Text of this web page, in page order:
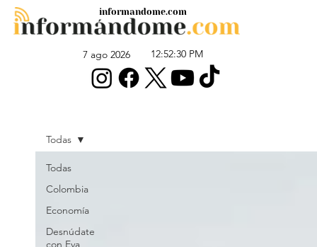
7 ago 2026 12:52:30 PM
informandome.com
Todas
Colombia
Economía
Desnúdate
con Eva
Todas